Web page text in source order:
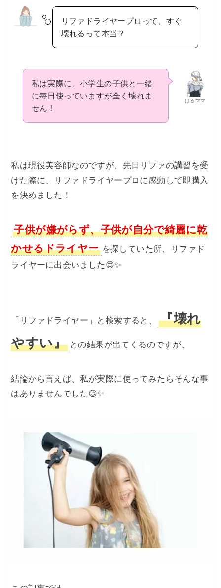
リファドライヤープロって、すぐ
壊れるって本当？
はるママ
私は実際に、小学生の子供と一緒
に毎日使っていますが全く壊れま
せん！
私は現役美容師なのですが、先日リファの講習を受
けた際に、リファドライヤープロに感動して即購入
を決めました！
子供が嫌がらず、子供が自分で綺麗に乾
かせるドライヤー を探していた所、リファド
ライヤーに出会いました😊✨
「リファドライヤー」と検索すると、
『壊れ
やすい』 との結果が出てくるのですが、
結論から言えば、私が実際に使ってみたらそんな事
はありませんでした😊✨